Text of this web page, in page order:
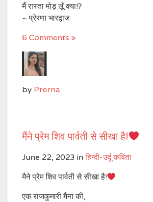
मैं रास्ता मोड़ लूँ क्या!?
~ प्रेरणा भारद्वाज
6 Comments »
by Prerna
मैंने प्रेम शिव पार्वती से सीखा है!
June 22, 2023 in हिन्दी-उर्दू कविता
मैने प्रेम शिव पार्वती से सीखा है!
एक राजकुमारी मैना की,